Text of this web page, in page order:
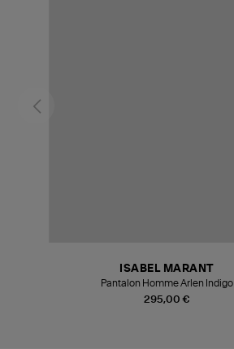
295,00 €
ISABEL MARANT
Pantalon Homme Arlen Indigo